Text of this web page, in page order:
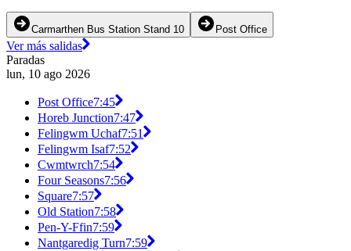
Carmarthen Bus Station Stand 10 Post Office
Ver más salidas
Paradas
lun, 10 ago 2026
Post Office7:45
Horeb Junction7:47
Felingwm Uchaf7:51
Felingwm Isaf7:52
Cwmtwrch7:54
Four Seasons7:56
Square7:57
Old Station7:58
Pen-Y-Ffin7:59
Nantgaredig Turn7:59